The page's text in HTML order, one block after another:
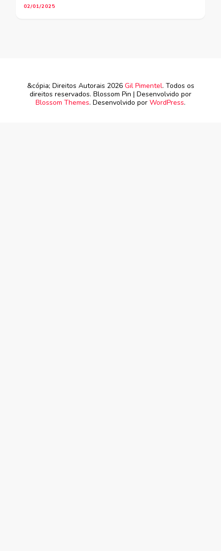
02/01/2025
&cópia; Direitos Autorais 2026 Gil Pimentel. Todos os
direitos reservados. Blossom Pin | Desenvolvido por
Blossom Themes. Desenvolvido por WordPress.